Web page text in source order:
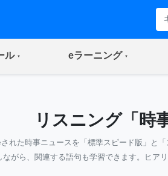
ル(current) eラーニング(current)
リスニング「時
れた時事ニュースを「標準スピード版」と
がら、関連する語句も学習できます。ヒア